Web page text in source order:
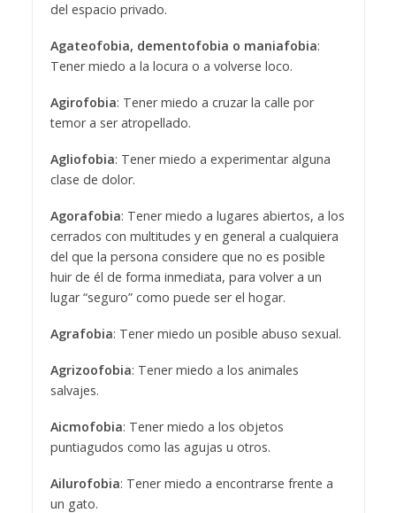
del espacio privado.
Agateofobia, dementofobia o maniafobia:
Tener miedo a la locura o a volverse loco.
Agirofobia: Tener miedo a cruzar la calle por
temor a ser atropellado.
Agliofobia: Tener miedo a experimentar alguna
clase de dolor.
Agorafobia: Tener miedo a lugares abiertos, a los
cerrados con multitudes y en general a cualquiera
del que la persona considere que no es posible
huir de él de forma inmediata, para volver a un
lugar “seguro” como puede ser el hogar.
Agrafobia: Tener miedo un posible abuso sexual.
Agrizoofobia: Tener miedo a los animales
salvajes.
Aicmofobia: Tener miedo a los objetos
puntiagudos como las agujas u otros.
Ailurofobia: Tener miedo a encontrarse frente a
un gato.